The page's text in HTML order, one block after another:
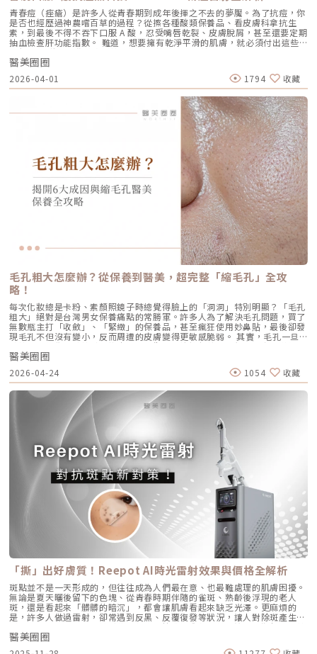
建議以三次療程為一完整週期，前兩次治療間隔約30天，第三次則可延長至
4至6個月後進行。必要時，醫師會根據患者肌膚老化程度，評估是否安排加
強治療，以達到最佳效果。大部分患者在首次治療後約2至4週，能感受到肌
膚保濕度提升與質感柔嫩。完整療程結束後，肌膚彈性、細緻度與毛孔緊實
度明顯改善，效果可維持數月，期間因人而異，與個人膚質及保養習慣相
關。針對肌膚老化較嚴重的患者，醫師會提供客製化療程方案，確保治療成
效符合期待。為何完成完整療程後仍需定期補打？雖然Profhilo在第一年完
成三次療程後，可促進皮膚彈力蛋白的新生，但其成分會在體內逐漸代謝，
約在施打後28天開始減少。儘管如此，Profhilo所啟動的生物刺激作用能持
續約3個月左右。隨著時間流逝，皮膚的保濕度與細胞活化功能會逐漸降
低，肌膚質感可能回復至治療前的狀態。加上年齡增長與環境壓力，皮膚細
胞活力下降，因此建議每3至4個月進行一次補打，持續激活肌膚，維持年輕
健康。一項針對40至65歲受試者的研究顯示，接受兩次Profhilo注射（間
隔30天）後，在1個月與4個月的評估中，皮膚彈性與保濕度均有顯著提
升，且效果可維持至少4個月。受試者自我評估亦反映皺紋減少、肌膚更緊
緻，印證持續治療的重要性。（參考來源：Sparavigna et al., 2022）璞
菲洛療程前後注意事項術前： 停止服用抗凝血藥物（如阿斯匹靈、維他命
E） 治療當天避免化妝、飲酒 保持作息規律，避免熬夜與重度壓力術後：
24小時內避免按摩施打部位 三天內避免劇烈運動與三溫暖 一週內避免臉部
熱敷與刺激性護膚產品 建議加強保濕、防曬，幫助效果延長璞菲洛副作用
與風險Profhilo屬於非交聯玻尿酸，不含化學交聯劑，生物相容性極佳，副
作用相對少。常見輕微反應包括： 注射處短暫腫脹、微紅 局部輕微瘀青
（數日內可自行消退） 極少數人可能會有輕微搔癢或壓痛感，通常在數天
內緩解※ 選擇合法診所與原廠授權產品，是避免療程風險最關鍵的因素。
為什麼 Profhilo 成為新一代醫美趨勢？隨著醫美觀念的演變，越來越多人
追求自然、柔和的改善效果，不希望臉部看起來僵硬或過度膨脹。Profhilo
與傳統填充型療程最大的不同，在於它獨特的「重建」式作用。Profhilo
並非單純地填補，而是將高濃度玻尿酸均勻分布於肌膚真皮層，從底層刺激
膠原蛋白與彈力蛋白新生，啟動肌膚的自我修復能力，讓效果柔和自然，能
有效降低傳統填充物可能帶來的異物感，也更貼近肌膚自然老化的邏輯。此
外，Profhilo 完美契合了當前醫美市場「微侵入式」與「預防型保養」的
趨勢。它填補了日常保養品與侵入式手術之間的空缺，不需像肉毒桿菌那樣
限制表情，也不需要像手術拉皮那樣漫長的恢復期。對於生活忙碌、注重效
率的現代人來說，這讓它更容易被接受，成為許多人延緩老化、提升膚質的
首選。臨床案例分享以下為原廠提供的實際案例，透過Profhilo逆時針療
程，觀察治療前後肌膚狀態的變化，供大家參考了解療程效果。璞菲洛
Profhilo常見Q&AQ1：PROFHILO和水光療程有什麼差別？ 水光著重在肌
膚表層補水，讓皮膚變得水嫩透亮；而PROFHILO作用層次更深，不只補
水，還能活化膠原蛋白、彈力蛋白等細胞修復，提升整體彈性與緊緻度。它
的特點是透過穩定擴散來刺激肌膚自我修復，不靠刺激或破壞，適合想全面
改善膚況的人。Q2：可以和電波、音波等療程搭配嗎？ 可與電波、音波等
療程搭配使用，建議間隔約兩週，具體施打順序與時間需由醫師評估。電
波、音波術後可加速肌膚修復並延長效果，但需等皮膚完全降溫後再進行
Profhilo療程。施打前請務必諮詢醫師，遵從專業建議安排療程。Q3：璞
菲洛每年需要打幾次？ 一個完整療程通常包含三次施打，前兩次相隔約一
個月，第三次則可在四到六個月後進行。視個人膚況與需求，也可安排後續
加強療程，以延續效果。Q4：頸紋、手部老化也能打嗎？ 可以。Profhilo
在頸部與手背同樣有良好表現，能改善乾紋與鬆弛，是全方位肌膚重建療
程。Q5：是否適合所有膚質？ 大多數人皆可接受，但孕婦、哺乳中女性與
對玻尿酸過敏者不建議施打。Q6：哪些人適合做Profhilo？需要幾歲才能
做？Profhilo適合有初期老化、乾燥或鬆弛困擾的人，通常建議從30歲以後
就可以評估施作。特別推薦給希望改善膚況，又不想讓五官改變或產生膨脹
感的人。Q7：施打Profhilo會很痛嗎？會不會腫？需要修復期嗎？療程過
程簡單快速，使用極細針在臉部五個特定位點注射，疼痛感輕微。少數人會
有暫時性紅腫或小腫塊，通常幾小時內可自然消退，不會影響日常活動。
Q8：Profhilo成分天然嗎？會不會引起過敏？Profhilo採用高純度、非動
物來源的玻尿酸，不含常見交聯劑成分，安全性高，過敏反應發生機率非常
低，並獲得歐盟CE安全認證。Profhilo璞菲洛是突破傳統玻尿酸觀念的療
程，不以填充為主，而是提升肌膚自癒力與膚質的「逆時針保養」新選擇。
如果你渴望不影響生活的微創保養，並希望從根本改善膚質，Profhilo 絕
對值得你列入考量。在選擇療程前，務必諮詢專業醫師，評估自身膚況與適
合方案，才能真正達到年輕又自然的理想狀態。選擇合法診所、專業醫師與
原廠產品，是安全變美的不二法門。★溫馨提醒★小編要提醒大家，醫療並
非單純的商業交易，所有的療程都伴隨著風險。因此，作為消費者應該謹慎
選擇合適的醫療方案，以確保安全與健康。
如果妳覺得臉部皮膚軟爛、毛孔粗大、布滿細紋，這通常是真皮層膠原蛋白
流失。此時我會建議以「無雙電波」或「鳳凰電波」為主，強化表層的「緊
緻」，若能搭配美音二代 1.5mm 或 3.0mm 的探頭進行分層治療，效果會
更全面。2.3 脂肪下移型（贅肉堆積）有些人老化表現是法令紋上方擠出一
塊肉，或是出現明顯的雙下巴。這類族群除了筋膜拉提，還需要美音二代對
脂肪組織產生的微熱效應來進行收斂，收緊鬆贅組織，恢復線條的俐落感。
三、 關於痛感與效果：二代真的不一樣嗎？「醫師，聽說美國音波非常
痛，是真的嗎？」這是許多客人心中的陰影。的確，第一代美國音波因其能
量輸出極為強悍扎實，對某些痛感較敏感的客人來說確實是一大挑戰。但
Ultherapy Prime（美音二代）在 2026 年能被醫美圈推崇，關鍵就在於它
大幅優化了「舒適度」。3.1 減痛技術的優化美音二代優化了能量輸出的波
型與頻率，使熱能釋放更加穩定均勻。在臨床操作中，我發現客人的耐受度
顯著提升，不再需要像早期那樣「痛到想哭」。 見效時間：治療當下因組
織受熱收縮，會有 10-20% 的即時拉提感。真正的巔峰效果會在術後 2–3
個月，隨著膠原蛋白的大量新生，輪廓會日益清晰。 維持時間：在規律的
生活作息下，一次優良的治療效果可維持 12–18 個月。四、 蔡醫師的減齡
處方箋：美音二代的精準佈點很多診所標榜「破千條」的音波，但我始終堅
持：條數不是越多越好，精準度才是關鍵。過多的能量可能造成脂肪萎縮
（臉凹），過少則無感。在辰美學，我會根據每一位客人的臉型厚薄、鬆弛
程度，規劃專屬的能量地圖。以下是 2026 年我常用的建議處方： 施作區
更好的「精緻度」，我常會建議在音波拉提後，搭配再生針（瑞德喜）進行
外輪廓的固定，或是以「混合式填充」補足流失的骨架支撐。這種「由內拉
提、由外固定」的複合思維，才是現代抗老的趨勢。五、 2026 醫美行情與
避坑建議當妳搜尋「美國音波二代價格」時，會發現市場行情落差很大。身
為醫師，我必須提醒大家，費用背後包含的是原廠探頭成本、儀器維護、以
及最重要的「醫師的技術與判讀經驗」。 認明原廠授權：施打前請掃描儀
器與探頭 QR Code，確保非水貨或非法翻新探頭。 選擇認證醫師：音波拉
提需要精準的解剖學知識，只有受過原廠培訓的醫師，才能在「安全邊界
內」將能量發揮到極致。六、 結語：愛美，是為了成就更好的自己我常
說，醫美的意義不在於把妳變成另外一個人，而在於「找回最巔峰狀態的
妳」。看著客人在治療後，重新對鏡子裡的自己露出自信的微笑，那是我身
為醫師最大的成就感。我會運用 Ultherapy Prime 美國音波第二代的精準
技術，結合我對面部結構的美感理解，悉心守護妳每一寸肌膚的張力。如果
您也對輪廓的流失感到焦慮，或者正猶豫哪種療程最適合自己，歡迎預約來
診間，讓我們在一個放鬆、透明的環境下，一起討論出最適合您的減齡計
畫。
青春痘（痤瘡）是許多人從青春期到成年後揮之不去的夢魘。為了抗痘，你
是否也經歷過神農嚐百草的過程？從擦各種酸類保養品、看皮膚科拿抗生
素，到最後不得不吞下口服 A 酸，忍受嘴唇乾裂、皮膚脫屑，甚至還要定期
抽血檢查肝功能指數。 難道，想要擁有乾淨平滑的肌膚，就必須付出這些
代價嗎？ 隨著醫學美容科技的進步，抗痘治療終於迎來了劃時代的突破。
全球首款獲得美國 FDA 認證，專門針對「皮脂腺」進行治療的 AviClear 戰
痘雷射 正式問世。它主打不需依賴藥物、無嚴重副作用，透過專利
1726nm 波長雷射，從根源「關閉」過度活躍的皮脂腺。 這篇文章將帶你
全面深入了解 AviClear 戰痘雷射的作用原理、與傳統治療的差異、療程細
節以及真實的術後效果，幫助你評估這項抗痘黑科技是否適合自己。為什麼
痘痘總是反覆發作？看懂萬惡之源「皮脂腺」在認識 AviClear 戰痘雷射之
前，我們必須先了解痘痘（痤瘡）究竟是怎麼形成。青春痘的生成機制主要
包含四大關鍵： 皮脂分泌過盛：受到賀爾蒙、壓力、飲食或基因影響，皮
脂腺製造出過多的油脂。 毛囊角化異常：老廢角質無法正常代謝，與油脂
混合後堵塞毛孔，形成粉刺。 痤瘡桿菌增生：堵塞的無氧毛孔成為痤瘡桿
菌（C. acnes）的溫床，細菌大量繁殖。 發炎反應：細菌代謝物引發免疫
反應，導致紅腫、化膿，形成嚴重的囊腫型或膿皰型痘痘。在這四個環節
中，「皮脂分泌過盛」是啟動後續一連串災難的開關。傳統的治療方式，如
抗生素主要針對殺菌；外用酸類主要針對去角質。唯有口服 A 酸能夠有效抑
制皮脂腺分泌，這也是為什麼口服 A 酸過去被視為治療嚴重痘痘的終極武
器。然而，口服 A 酸伴隨著全身性的副作用。而 AviClear 戰痘雷射的誕
生，就是為了一次解決這個痛點：我們能不能在不吃藥的情況下，精準且長
效地控制皮脂腺？什麼是 AviClear 戰痘雷射？解密 1726nm 的物理奇蹟
AviClear 戰痘雷射是一台利用特定波長光能來治療痤瘡的醫療儀器。它的核
心技術在於突破性的1726nm 波長雷射。1. 為什麼是 1726nm 波長？「專
吃油脂」的標靶治療在雷射醫學中，不同的波長會被不同的目標物（如黑色
素、血紅素、水分）吸收。1726nm 這個波長非常特殊，它在人體組織
中，被皮脂（油脂）吸收的效率，大約是被水分吸收的 2 倍。當 AviClear
的雷射光束打入真皮層時，能量會精準地被富含油脂的「皮脂腺」大量吸
收，進而產生熱能。這些熱能會破壞過度活躍的皮脂腺細胞，變得萎縮、分
泌量大幅下降。當沒有過多的油脂，毛孔就不易堵塞，痤瘡桿菌也失去了生
存的養分，痘痘自然就失去了生長的溫床。2. AviCool™ 藍寶石冷卻系統：
保護表皮，大幅提升舒適度既然要用熱能破壞深層的皮脂腺，表皮會不會被
燙傷？這正是 AviClear 的另一項核心專利。機器配備了專屬的 AviCool™
藍寶石接觸式冷卻系統。在雷射擊發前、擊發中與擊發後，冷卻系統會持續
將表皮溫度維持在安全的低溫狀態。這不僅能防止表皮熱傷害、避免術後反
黑，更大幅降低了療程中的痛感，讓患者在不需要敷麻藥的情況下（視個人
耐受度而定），也能順利完成治療。AviClear 戰痘雷射 vs. 藍雷射與傳統療
法：抗痘金大PK過去我們面對嚴重的青春痘，「吞口服A酸」幾乎是唯一的
終極解方。然而，隨著光電科技的突破，現代的醫美抗痘已經邁入了「精準
破壞皮脂腺」的新紀元。目前市面上討論度最高的兩大抗痘黑科技，分別是
AviClear 戰痘雷射與 CAPRI 藍雷射。雖然兩者都主打不吃藥、從根源控
油，但在波長與作用機制上卻有著根本的差異。我們該如何選擇？它們與傳
統的口服A酸又有什麼不同？以下為您全面解析。頂尖對決：AviClear 戰痘
雷射 vs. CAPRI 藍雷射這兩款都是目前熱門的無藥物抗痘雷射，雖然目標一
致，但「作戰策略」卻截然不同：1. AviClear 戰痘雷射（1726nm）：專
注皮脂腺的「源頭阻斷」作用原理：搭載專利 1726nm 波長，具備極高的
「油脂專一性」，能穿透皮膚精準鎖定並加熱肥大的皮脂腺，使其萎縮。核
心強項：直接從源頭切斷出油量並破壞痘痘的生長環境，主打極長效的抗痘
與控油效果，非常適合追求長期穩定膚況、不想依賴藥物的人。2. CAPRI
藍雷射（1450nm + 450nm）：控油＋殺菌的「雙效複合」作用原理：結
合 1450nm 的熱能來縮減皮脂腺（控油），同時搭配 450nm 藍光直接消
滅表皮的痤瘡桿菌（殺菌）。核心強項：雙管齊下，對於臉上正在急性發
炎、紅腫的痘痘，具有極佳的立即退紅與消炎效果，適合需要快速壓制大面
積發炎的患者。3. 傳統終極武器：口服A酸（Isotretinoin）作用原理：屬
於全身性的系統性治療。它能全面抑制皮脂腺分泌、使皮脂腺萎縮，同時促
進毛囊正常角化，並大幅減少發炎反應與痤瘡桿菌增生。核心強項：能夠一
次打擊痘痘的四大成因，對於嚴重型、結節囊腫型痘痘，或是對其他治療
（包含抗生素、外用藥膏）無效的頑固型痘痘，具有極高的治癒率與長效
性。需注意事項：伴隨較明顯的副作用，最常見包含嘴唇乾裂、皮膚乾燥脫
皮、眼睛乾澀等。此外，孕婦絕對禁用（具致畸胎性），療程期間需配合醫
師定期抽血監測肝功能與血脂，且通常需持續服用數個月至一年以上以達到
標準的累積劑量。CAPRI 藍雷射與 AviClear 戰痘雷射最主要的差異，在於
「雷射波長」與「對油脂的吸收破壞力」。簡單來說，藍雷射主打「控油加
殺菌」的雙效機制，適合用來對付輕中度的痘痘與毛孔粗大問題；而
醫美圈圈
2026-04-01 1794 收藏
毛孔粗大怎麼辦？從保養到醫美，超完整「縮毛孔」全攻
略！
每次化妝總是卡粉、素顏照鏡子時總覺得臉上的「洞洞」特別明顯？「毛孔
粗大」絕對是台灣男女保養痛點的常勝軍。許多人為了解決毛孔問題，買了
無數瓶主打「收斂」、「緊緻」的保養品，甚至瘋狂使用妙鼻貼，最後卻發
現毛孔不但沒有變小，反而周遭的皮膚變得更敏感脆弱。 其實，毛孔一旦
被撐大，就像是被撐鬆的橡皮筋，光靠日常塗抹保養品是很難「完全逆轉」
的。想要有效改善毛孔粗大，我們必須先搞懂你的毛孔是哪一種「型」，才
能對症下藥！這篇文章將帶你從日常保養到專業醫美療程，全面拯救毛孔粗
大的終極對策。為什麼我的毛孔會變大？揭開毛孔粗大的 6大元兇在探討怎
麼解決之前，我們得先抓出讓毛孔變大的罪魁禍首。毛孔粗大絕對不是單一
原因造成的，通常是以下幾個因素交織而成的結果：1. 【油脂型毛孔】：中
東油田的擴建工程毛孔是皮脂排出的主要通道。當你的皮脂腺天生比較發
達，或是受到氣溫升高、荷爾蒙波動、常吃高油高糖食物影響，導致出油量
大增時，通道就會被迫「擴建」來排出這些大量油脂。2. 【角質型毛孔】：
通道堵塞引發的連鎖反應健康的肌膚會自然代謝老廢角質，但如果代謝異
常，這些廢棄角質就會和皮脂、空氣中的髒污混合在一起，死死地堵塞在毛
孔開口。久而久之，毛孔就像被塞了軟木塞一樣，被越撐越大。3. 【老化型
毛孔】：膠原蛋白流失的初老警報真皮層中的「膠原蛋白」和「彈力蛋白」
就像是撐起毛孔的堅固地基。隨著年齡增長，或是長期不防曬導致的「光老
化」，地基流失、失去支撐力，毛孔邊緣的肌膚就會順著地心引力往下垂。
4. 【缺水型毛孔】：肌膚乾旱造成的表面危機這點常被許多人忽略！當角質
層極度缺水時，毛孔周圍的表皮細胞會像失去水分的蘋果一樣乾癟、萎縮，
無法飽滿排列。在細胞與細胞之間的縫隙變大之下，視覺上毛孔就顯得非常
明顯。5. 【疤痕型毛孔】：手癢硬擠留下的歷史遺跡嚴格來說這已經是「痘
疤」的範疇。過去長了嚴重的發炎性青春痘，或是手癢過度暴力擠壓，導致
真皮層組織嚴重受損。在傷口修復的過程中產生了纖維化拉扯，最終形成不
可逆的凹洞。6. 【蟎蟲型毛孔】：隱形的微小房客在作怪我們的臉上本來就
有共生的「蠕形蟎蟲」，但當免疫力下降、皮脂分泌失衡，或是過度清潔破
壞皮脂膜時，蟎蟲就會大量異常繁殖。牠們會啃食皮脂、進出毛囊，蟲體的
排泄物與屍體會引發毛囊發炎，進而把毛孔撐大。如何從日常居家保養穩住
毛孔不失控？雖然保養品無法讓已經擴大的毛孔完全「縮回」，但正確的居
家保養，能幫助控制毛孔不再進一步擴張，並改善整體膚質的平滑度。1. 溫
和清潔，不過度刺激：選擇胺基酸系等溫和潔顏產品，一天清潔 1～2 次即
可。避免頻繁使用磨砂或強力去角質產品，以減少對皮膚屏障的刺激。2. 適
度使用酸類，幫助代謝角質：對於油脂分泌較旺或粉刺型毛孔，可在醫師或
專業建議下使用酸類保養品： 水楊酸（BHA）：脂溶性，能深入毛孔幫助
醫美圈圈
2026-04-24 1054 收藏
「撕」出好膚質！Reepot AI時光雷射效果與價格全解析
斑點並不是一天形成的，但往往成為人們最在意、也最難處理的肌膚困擾。
無論是夏天曬後留下的色塊、從青春時期伴隨的雀斑、熟齡後浮現的老人
斑，還是看起來「髒髒的暗沉」，都會讓肌膚看起來缺乏光澤。更麻煩的
是，許多人做過雷射，卻常遇到反黑、反覆復發等狀況，讓人對除斑產生陰
影。 Reepot AI時光雷射（仿單名為「蕾璞釹雅各雷射系統」，衛部醫器輸
字第 037165 號）自 2025 年 7 月上市後便迅速受到關注，被視為色素治
療領域重要新進展。它重新定義了傳統除斑的思維，將以往以熱能為主的
醫美圈圈